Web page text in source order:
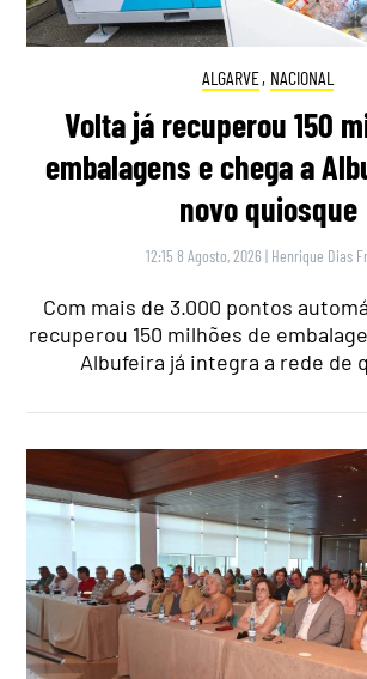
ALGARVE, NACIONAL
Volta já recuperou 150
embalagens e chega a
novo quiosque
12:15 8 Agosto, 2026 | Henrique Dias
Com mais de 3.000 pontos
recuperou 150 milhões de
Albufeira já integra a rede de